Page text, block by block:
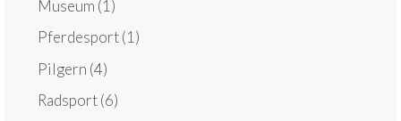
Museum (1)
Pferdesport(1)
Pilgern (4)
Radsport(6)